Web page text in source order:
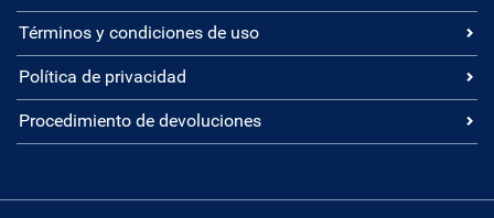
Términos y condiciones de uso
Política de privacidad
Procedimiento de devoluciones